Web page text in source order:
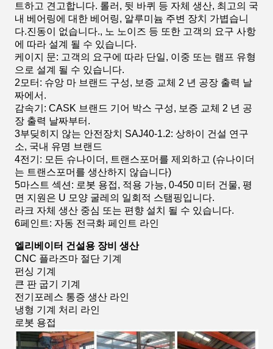
트하고 견고합니다. 롤러, 뒷 바퀴 등 자체 생산, 최고의 국
내 베어링에 대한 베어링, 알루미늄 주변 장치 가볍습니
다.진동이 없습니다., 노 노이즈 등 또한 고객의 요구 사항
에 따라 설계 될 수 있습니다.
케이지 문: 고객의 요구에 따라 단일, 이중 또는 램프 유형
으로 설계 될 수 있습니다.
2모터: 슈앙 마 브랜드 구성, 보증 교체 2 년 공장 출력 날
짜에서.
감속기: CASK 브랜드 기어 박스 구성, 보증 교체 2 년 공
장 출력 날짜부터.
3부딪히지 않는 안전장치 SAJ40-1.2: 상하이 건설 연구
소, 국내 유명 브랜드
4전기: 모든 슈나이더, 트랜스포머를 제외하고 (슈나이더
는 트랜스포머를 생산하지 않습니다)
5마스트 섹션: 로봇 용접, 적용 가능, 0-450 미터 건물, 평
면 지원은 U 모양 굴레의 일회적 스탬핑입니다.
라크 자체 생산 중심 또는 편향 설치 될 수 있습니다.
6페인트: 자동 전극화 페인트 라인
엘리베이터 건설용 장비 생산
CNC 플라즈마 절단 기계
펀싱 기계
큰 판 굽기 기계
전기포레스 통증 생산 라인
냉형 기계 처리 라인
로봇 용접